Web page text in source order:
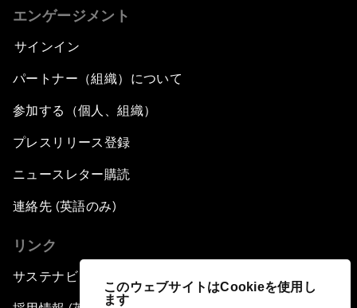
このウェブサイトはCookieを使用し
ます
エンゲージメント
サインイン
パートナー（組織）について
参加する（個人、組織）
プレスリリース登録
ニュースレター購読
連絡先 (英語のみ)
リンク
サステナビリティへの取り組み